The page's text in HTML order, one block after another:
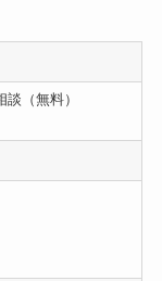
（無料）